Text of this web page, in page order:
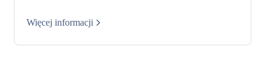
Więcej informacji